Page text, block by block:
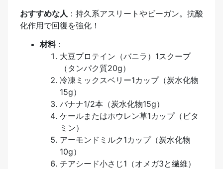
おすすめな人 ：持久系アスリートやビーガン。抗酸
化作用で回復を強化！
材料：
大豆プロテイン（バニラ）1スクープ
（タンパク質20g）
冷凍ミックスベリー1カップ（炭水化物
15g）
バナナ1/2本（炭水化物15g）
ケールまたはホウレン草1カップ（ビタ
ミン）
アーモンドミルク1カップ（炭水化物
10g）
チアシード小さじ1（オメガ3と繊維）